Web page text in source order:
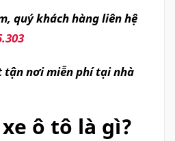
quý khách hàng liên hệ
tận nơi miễn phí tại nhà
ô tô là gì?